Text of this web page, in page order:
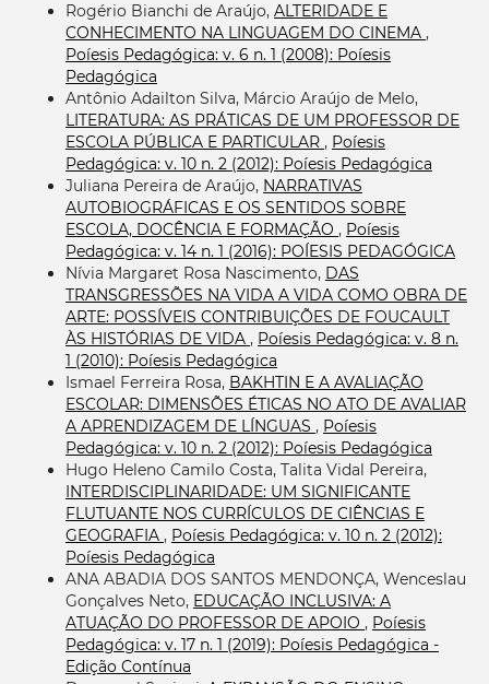
Rogério Bianchi de Araújo, ALTERIDADE E
CONHECIMENTO NA LINGUAGEM DO CINEMA ,
Poíesis Pedagógica: v. 6 n. 1 (2008): Poíesis
Pedagógica
Antônio Adailton Silva, Márcio Araújo de Melo,
LITERATURA: AS PRÁTICAS DE UM PROFESSOR DE
ESCOLA PÚBLICA E PARTICULAR , Poíesis
Pedagógica: v. 10 n. 2 (2012): Poíesis Pedagógica
Juliana Pereira de Araújo, NARRATIVAS
AUTOBIOGRÁFICAS E OS SENTIDOS SOBRE
ESCOLA, DOCÊNCIA E FORMAÇÃO , Poíesis
Pedagógica: v. 14 n. 1 (2016): POÍESIS PEDAGÓGICA
Nívia Margaret Rosa Nascimento, DAS
TRANSGRESSÕES NA VIDA A VIDA COMO OBRA DE
ARTE: POSSÍVEIS CONTRIBUIÇÕES DE FOUCAULT
ÀS HISTÓRIAS DE VIDA , Poíesis Pedagógica: v. 8 n.
1 (2010): Poíesis Pedagógica
Ismael Ferreira Rosa, BAKHTIN E A AVALIAÇÃO
ESCOLAR: DIMENSÕES ÉTICAS NO ATO DE AVALIAR
A APRENDIZAGEM DE LÍNGUAS , Poíesis
Pedagógica: v. 10 n. 2 (2012): Poíesis Pedagógica
Hugo Heleno Camilo Costa, Talita Vidal Pereira,
INTERDISCIPLINARIDADE: UM SIGNIFICANTE
FLUTUANTE NOS CURRÍCULOS DE CIÊNCIAS E
GEOGRAFIA , Poíesis Pedagógica: v. 10 n. 2 (2012):
Poíesis Pedagógica
ANA ABADIA DOS SANTOS MENDONÇA, Wenceslau
Gonçalves Neto, EDUCAÇÃO INCLUSIVA: A
ATUAÇÃO DO PROFESSOR DE APOIO , Poíesis
Pedagógica: v. 17 n. 1 (2019): Poíesis Pedagógica -
Edição Contínua